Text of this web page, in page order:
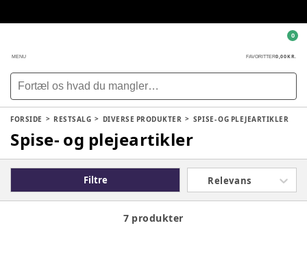
MENU FAVORITTER0,00 KR.
0
FORSIDE RESTSALG DIVERSE PRODUKTER SPISE- OG PLEJEARTIKLER
Spise- og plejeartikler
Filtre Relevans
7 produkter